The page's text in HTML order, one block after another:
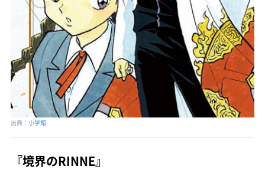
出典： 小学館
『境界のRINNE』